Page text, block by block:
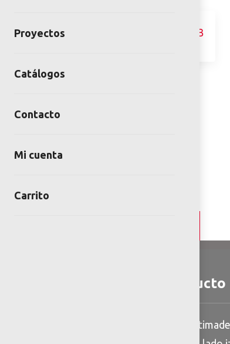
Detalles del producto
Banca sin respaldo de
Proyectos
Catálogos
Contacto
Mi cuenta
Carrito